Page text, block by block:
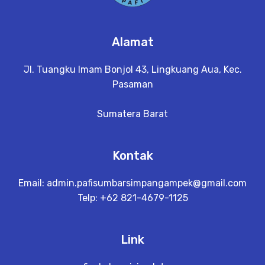
Alamat
Jl. Tuangku Imam Bonjol 43, Lingkuang Aua, Kec.
Pasaman
Sumatera Barat
Kontak
Email: admin.pafisumbarsimpangampek@gmail.com
Telp: +62 821-4679-1125
Link